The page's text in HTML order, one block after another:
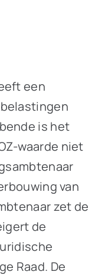
een
is het
waarde niet
van
zet de
de
Raad. De